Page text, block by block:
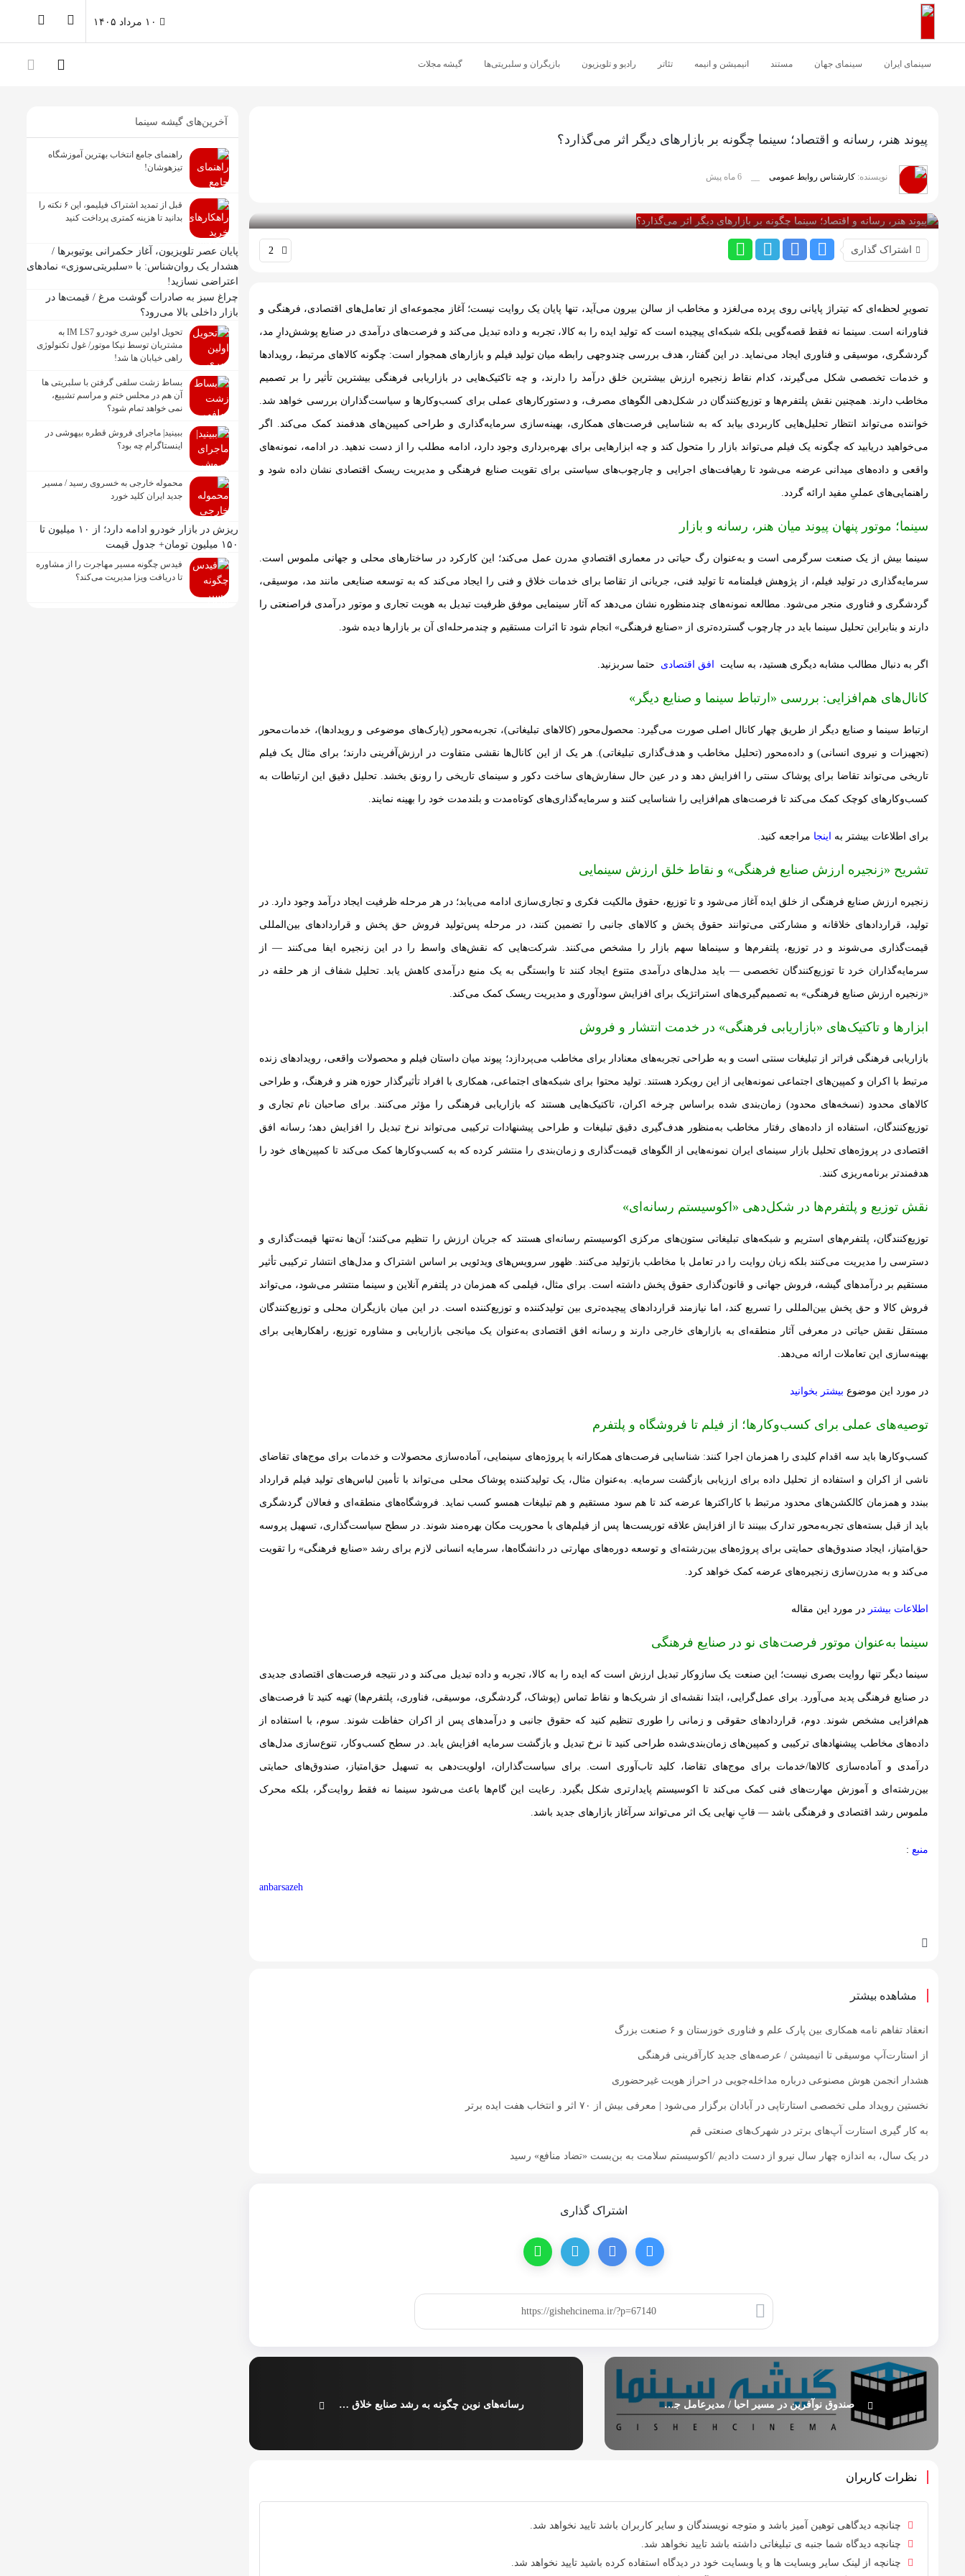
اشتراک گذاری
سینمای ایران سینمای جهان مستند انیمیشن و انیمه تئاتر رادیو و تلویزیون بازیگران و سلبریتی‌ها گیشه مجلات
پیوند هنر، رسانه و اقتصاد؛ سینما چگونه بر بازارهای دیگر اثر می‌گذارد؟
نویسنده: کارشناس روابط عمومی 6 ماه پیش
اشتراک گذاری 2
تصویرِ لحظه‌ای که تیتراژ پایانی روی پرده می‌لغزد و مخاطب از سالن بیرون می‌آید، تنها پایان یک روایت نیست؛ آغاز مجموعه‌ای از تعامل‌های اقتصادی، فرهنگی و
فناورانه است. سینما نه فقط قصه‌گویی بلکه شبکه‌ای پیچیده است که تولید ایده را به کالا، تجربه و داده تبدیل می‌کند و فرصت‌های درآمدی در صنایع پوشش‌دارِ مد،
گردشگری، موسیقی و فناوری ایجاد می‌نماید. در این گفتار، هدف بررسی چندوجهی رابطه میان تولید فیلم و بازارهای همجوار است: چگونه کالاهای مرتبط، رویدادها
و خدمات تخصصی شکل می‌گیرند، کدام نقاط زنجیره ارزش بیشترین خلق درآمد را دارند، و چه تاکتیک‌هایی در بازاریابی فرهنگی بیشترین تأثیر را بر تصمیم
مخاطب دارند. همچنین نقش پلتفرم‌ها و توزیع‌کنندگان در شکل‌دهی الگوهای مصرف، و دستورکارهای عملی برای کسب‌وکارها و سیاست‌گذاران بررسی خواهد شد.
خواننده می‌تواند انتظار تحلیل‌هایی کاربردی بیابد که به شناسایی فرصت‌های همکاری، بهینه‌سازی سرمایه‌گذاری و طراحی کمپین‌های هدفمند کمک می‌کند. اگر
می‌خواهید دریابید که چگونه یک فیلم می‌تواند بازار را متحول کند و چه ابزارهایی برای بهره‌برداری وجود دارد، ادامه مطلب را از دست ندهید. در ادامه، نمونه‌های
واقعی و داده‌های میدانی عرضه می‌شود تا رهیافت‌های اجرایی و چارچوب‌های سیاستی برای تقویت صنایع فرهنگی و مدیریت ریسک اقتصادی نشان داده شود و
راهنمایی‌های عملیِ مفید ارائه گردد.
سینما؛ موتور پنهان پیوند میان هنر، رسانه و بازار
سینما بیش از یک صنعت سرگرمی است و به‌عنوان رگ حیاتی در معماری اقتصادیِ مدرن عمل می‌کند؛ این کارکرد در ساختارهای محلی و جهانی ملموس است.
سرمایه‌گذاری در تولید فیلم، از پژوهش فیلمنامه تا تولید فنی، جریانی از تقاضا برای خدمات خلاق و فنی را ایجاد می‌کند که به توسعه صنایعی مانند مد، موسیقی،
گردشگری و فناوری منجر می‌شود. مطالعه نمونه‌های چندمنظوره نشان می‌دهد که آثار سینمایی موفق ظرفیت تبدیل به هویت تجاری و موتور درآمدی فراصنعتی را
دارند و بنابراین تحلیل سینما باید در چارچوب گسترده‌تری از «صنایع فرهنگی» انجام شود تا اثرات مستقیم و چندمرحله‌ای آن بر بازارها دیده شود.
اگر به دنبال مطالب مشابه دیگری هستید، به سایت افق اقتصادی حتما سربزنید.
کانال‌های هم‌افزایی: بررسی «ارتباط سینما و صنایع دیگر»
ارتباط سینما و صنایع دیگر از طریق چهار کانال اصلی صورت می‌گیرد: محصول‌محور (کالاهای تبلیغاتی)، تجربه‌محور (پارک‌های موضوعی و رویدادها)، خدمات‌محور
(تجهیزات و نیروی انسانی) و داده‌محور (تحلیل مخاطب و هدف‌گذاری تبلیغاتی). هر یک از این کانال‌ها نقشی متفاوت در ارزش‌آفرینی دارند؛ برای مثال یک فیلم
تاریخی می‌تواند تقاضا برای پوشاک سنتی را افزایش دهد و در عین حال سفارش‌های ساخت دکور و سینمای تاریخی را رونق بخشد. تحلیل دقیق این ارتباطات به
کسب‌وکارهای کوچک کمک می‌کند تا فرصت‌های هم‌افزایی را شناسایی کنند و سرمایه‌گذاری‌های کوتاه‌مدت و بلندمدت خود را بهینه نمایند.
برای اطلاعات بیشتر به اینجا مراجعه کنید.
تشریح «زنجیره ارزش صنایع فرهنگی» و نقاط خلق ارزش سینمایی
زنجیره ارزش صنایع فرهنگی از خلق ایده آغاز می‌شود و تا توزیع، حقوق مالکیت فکری و تجاری‌سازی ادامه می‌یابد؛ در هر مرحله ظرفیت ایجاد درآمد وجود دارد. در
تولید، قراردادهای خلاقانه و مشارکتی می‌توانند حقوق پخش و کالاهای جانبی را تضمین کنند، در مرحله پس‌تولید فروش حق پخش و قراردادهای بین‌المللی
قیمت‌گذاری می‌شوند و در توزیع، پلتفرم‌ها و سینماها سهم بازار را مشخص می‌کنند. شرکت‌هایی که نقش‌های واسط را در این زنجیره ایفا می‌کنند — از
سرمایه‌گذاران خرد تا توزیع‌کنندگان تخصصی — باید مدل‌های درآمدی متنوع ایجاد کنند تا وابستگی به یک منبع درآمدی کاهش یابد. تحلیل شفاف از هر حلقه در
«زنجیره ارزش صنایع فرهنگی» به تصمیم‌گیری‌های استراتژیک برای افزایش سودآوری و مدیریت ریسک کمک می‌کند.
ابزارها و تاکتیک‌های «بازاریابی فرهنگی» در خدمت انتشار و فروش
بازاریابی فرهنگی فراتر از تبلیغات سنتی است و به طراحی تجربه‌های معنادار برای مخاطب می‌پردازد؛ پیوند میان داستان فیلم و محصولات واقعی، رویدادهای زنده
مرتبط با اکران و کمپین‌های اجتماعی نمونه‌هایی از این رویکرد هستند. تولید محتوا برای شبکه‌های اجتماعی، همکاری با افراد تأثیرگذار حوزه هنر و فرهنگ، و طراحی
کالاهای محدود (نسخه‌های محدود) زمان‌بندی شده براساس چرخه اکران، تاکتیک‌هایی هستند که بازاریابی فرهنگی را مؤثر می‌کنند. برای صاحبان نام تجاری و
توزیع‌کنندگان، استفاده از داده‌های رفتار مخاطب به‌منظور هدف‌گیری دقیق تبلیغات و طراحی پیشنهادات ترکیبی می‌تواند نرخ تبدیل را افزایش دهد؛ رسانه افق
اقتصادی در پروژه‌های تحلیل بازار سینمای ایران نمونه‌هایی از الگوهای قیمت‌گذاری و زمان‌بندی را منتشر کرده که به کسب‌وکارها کمک می‌کند تا کمپین‌های خود را
هدفمندتر برنامه‌ریزی کنند.
نقش توزیع و پلتفرم‌ها در شکل‌دهی «اکوسیستم رسانه‌ای»
توزیع‌کنندگان، پلتفرم‌های استریم و شبکه‌های تبلیغاتی ستون‌های مرکزی اکوسیستم رسانه‌ای هستند که جریان ارزش را تنظیم می‌کنند؛ آن‌ها نه‌تنها قیمت‌گذاری و
دسترسی را مدیریت می‌کنند بلکه زبان روایت را در تعامل با مخاطب بازتولید می‌کنند. ظهور سرویس‌های ویدئویی بر اساس اشتراک و مدل‌های انتشار ترکیبی تأثیر
مستقیم بر درآمدهای گیشه، فروش جهانی و قانون‌گذاری حقوق پخش داشته است. برای مثال، فیلمی که همزمان در پلتفرم آنلاین و سینما منتشر می‌شود، می‌تواند
فروش کالا و حق پخش بین‌المللی را تسریع کند، اما نیازمند قراردادهای پیچیده‌تری بین تولیدکننده و توزیع‌کننده است. در این میان بازیگران محلی و توزیع‌کنندگان
مستقل نقش حیاتی در معرفی آثار منطقه‌ای به بازارهای خارجی دارند و رسانه افق اقتصادی به‌عنوان یک میانجی بازاریابی و مشاوره توزیع، راهکارهایی برای
بهینه‌سازی این تعاملات ارائه می‌دهد.
در مورد این موضوع بیشتر بخوانید
توصیه‌های عملی برای کسب‌وکارها؛ از فیلم تا فروشگاه و پلتفرم
کسب‌وکارها باید سه اقدام کلیدی را همزمان اجرا کنند: شناسایی فرصت‌های همکارانه با پروژه‌های سینمایی، آماده‌سازی محصولات و خدمات برای موج‌های تقاضای
ناشی از اکران و استفاده از تحلیل داده برای ارزیابی بازگشت سرمایه. به‌عنوان مثال، یک تولیدکننده پوشاک محلی می‌تواند با تأمین لباس‌های تولید فیلم قرارداد
ببندد و همزمان کالکشن‌های محدود مرتبط با کاراکترها عرضه کند تا هم سود مستقیم و هم تبلیغات همسو کسب نماید. فروشگاه‌های منطقه‌ای و فعالان گردشگری
باید از قبل بسته‌های تجربه‌محور تدارک ببینند تا از افزایش علاقه توریست‌ها پس از فیلم‌های با محوریت مکان بهره‌مند شوند. در سطح سیاست‌گذاری، تسهیل پروسه
حق‌امتیاز، ایجاد صندوق‌های حمایتی برای پروژه‌های بین‌رشته‌ای و توسعه دوره‌های مهارتی در دانشگاه‌ها، سرمایه انسانی لازم برای رشد «صنایع فرهنگی» را تقویت
می‌کند و به مدرن‌سازی زنجیره‌های عرضه کمک خواهد کرد.
اطلاعات بیشتر در مورد این مقاله
سینما به‌عنوان موتور فرصت‌های نو در صنایع فرهنگی
سینما دیگر تنها روایت بصری نیست؛ این صنعت یک سازوکار تبدیل ارزش است که ایده را به کالا، تجربه و داده تبدیل می‌کند و در نتیجه فرصت‌های اقتصادی جدیدی
در صنایع فرهنگی پدید می‌آورد. برای عمل‌گرایی، ابتدا نقشه‌ای از شریک‌ها و نقاط تماس (پوشاک، گردشگری، موسیقی، فناوری، پلتفرم‌ها) تهیه کنید تا فرصت‌های
هم‌افزایی مشخص شوند. دوم، قراردادهای حقوقی و زمانی را طوری تنظیم کنید که حقوق جانبی و درآمدهای پس از اکران حفاظت شوند. سوم، با استفاده از
داده‌های مخاطب پیشنهادهای ترکیبی و کمپین‌های زمان‌بندی‌شده طراحی کنید تا نرخ تبدیل و بازگشت سرمایه افزایش یابد. در سطح کسب‌وکار، تنوع‌سازی مدل‌های
درآمدی و آماده‌سازی کالاها/خدمات برای موج‌های تقاضا، کلید تاب‌آوری است. برای سیاست‌گذاران، اولویت‌دهی به تسهیل حق‌امتیاز، صندوق‌های حمایتی
بین‌رشته‌ای و آموزش مهارت‌های فنی کمک می‌کند تا اکوسیستم پایدارتری شکل بگیرد. رعایت این گام‌ها باعث می‌شود سینما نه فقط روایت‌گر، بلکه محرک
ملموس رشد اقتصادی و فرهنگی باشد — قابِ نهایی یک اثر می‌تواند سرآغاز بازارهای جدید باشد.
منبع :
anbarsazeh
مشاهده بیشتر
انعقاد تفاهم نامه همکاری بین پارک علم و فناوری خوزستان و ۶ صنعت بزرگ
از استارت‌آپ موسیقی تا انیمیشن / عرصه‌های جدید کارآفرینی فرهنگی
هشدار انجمن هوش مصنوعی درباره مداخله‌جویی در احراز هویت غیرحضوری
نخستین رویداد ملی تخصصی استارتاپی در آبادان برگزار می‌شود | معرفی بیش از ۷۰ اثر و انتخاب هفت ایده برتر
به کار گیری استارت آپ‌های برتر در شهرک‌های صنعتی قم
در یک سال، به اندازه چهار سال نیرو از دست دادیم /اکوسیستم سلامت به بن‌بست «تضاد منافع» رسید
اشتراک گذاری
صندوق نوآفرین در مسیر احیا / مدیرعامل جدید معرفی شد رسانه‌های نوین چگونه به رشد صنایع خلاق کمک می‌کنند؟
نظرات کاربران
چنانچه دیدگاهی توهین آمیز باشد و متوجه نویسندگان و سایر کاربران باشد تایید نخواهد شد.
چنانچه دیدگاه شما جنبه ی تبلیغاتی داشته باشد تایید نخواهد شد.
چنانچه از لینک سایر وبسایت ها و یا وبسایت خود در دیدگاه استفاده کرده باشید تایید نخواهد شد.
آخرین‌های گیشه سینما
راهنمای جامع انتخاب بهترین آموزشگاه
تیزهوشان!
قبل از تمدید اشتراک فیلیمو، این ۶ نکته را
بدانید تا هزینه کمتری پرداخت کنید
پایان عصر تلویزیون، آغاز حکمرانی یوتیوبرها /
هشدار یک روان‌شناس: با «سلبریتی‌سوزی» نمادهای
اعتراضی نسازید!
چراغ سبز به صادرات گوشت مرغ / قیمت‌ها در
بازار داخلی بالا می‌رود؟
تحویل اولین سری خودرو IM LS7 به
مشتریان توسط نیکا موتور/ غول تکنولوژی
راهی خیابان ها شد!
بساط زشت سلفی گرفتن با سلبریتی ها
آن هم در محلس ختم و مراسم تشییع،
نمی خواهد تمام شود؟
ببینید| ماجرای فروش قطره بیهوشی در
اینستاگرام چه بود؟
محموله خارجی به خسروی رسید / مسیر
جدید ایران کلید خورد
ریزش در بازار خودرو ادامه دارد؛ از ۱۰ میلیون تا
۱۵۰ میلیون تومان+ جدول قیمت
فیدس چگونه مسیر مهاجرت را از مشاوره
تا دریافت ویزا مدیریت می‌کند؟